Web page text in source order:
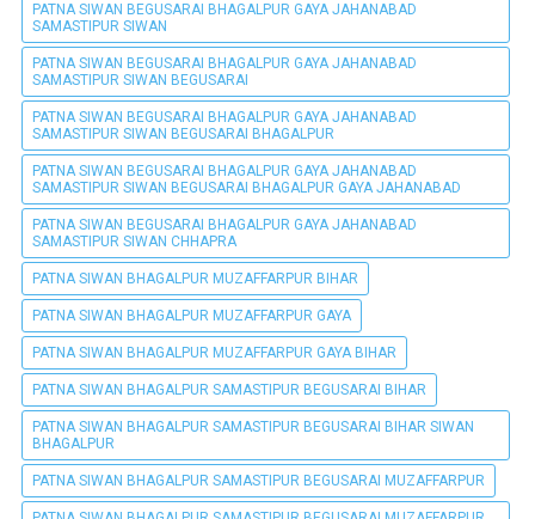
PATNA SIWAN BEGUSARAI BHAGALPUR GAYA JAHANABAD
SAMASTIPUR SIWAN
PATNA SIWAN BEGUSARAI BHAGALPUR GAYA JAHANABAD
SAMASTIPUR SIWAN BEGUSARAI
PATNA SIWAN BEGUSARAI BHAGALPUR GAYA JAHANABAD
SAMASTIPUR SIWAN BEGUSARAI BHAGALPUR
PATNA SIWAN BEGUSARAI BHAGALPUR GAYA JAHANABAD
SAMASTIPUR SIWAN BEGUSARAI BHAGALPUR GAYA JAHANABAD
PATNA SIWAN BEGUSARAI BHAGALPUR GAYA JAHANABAD
SAMASTIPUR SIWAN CHHAPRA
PATNA SIWAN BHAGALPUR MUZAFFARPUR BIHAR
PATNA SIWAN BHAGALPUR MUZAFFARPUR GAYA
PATNA SIWAN BHAGALPUR MUZAFFARPUR GAYA BIHAR
PATNA SIWAN BHAGALPUR SAMASTIPUR BEGUSARAI BIHAR
PATNA SIWAN BHAGALPUR SAMASTIPUR BEGUSARAI BIHAR SIWAN
BHAGALPUR
PATNA SIWAN BHAGALPUR SAMASTIPUR BEGUSARAI MUZAFFARPUR